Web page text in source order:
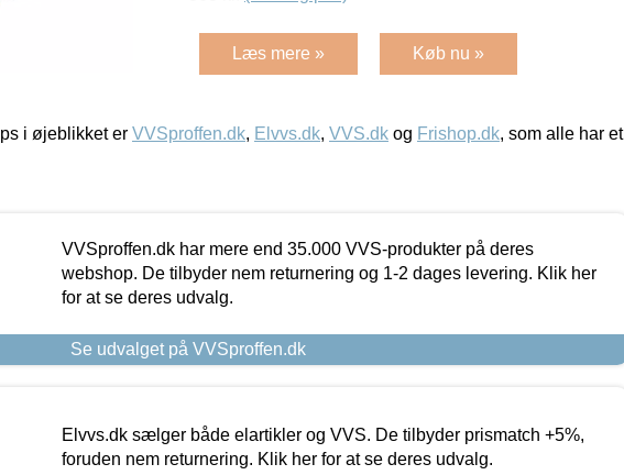
Læs mere » Køb nu »
i øjeblikket er VVSproffen.dk, Elvvs.dk, VVS.dk og Frishop.dk, som alle har et
VVSproffen.dk har mere end 35.000 VVS-produkter på deres
webshop. De tilbyder nem returnering og 1-2 dages levering. Klik her
for at se deres udvalg.
Se udvalget på VVSproffen.dk
Elvvs.dk sælger både elartikler og VVS. De tilbyder prismatch +5%,
foruden nem returnering. Klik her for at se deres udvalg.